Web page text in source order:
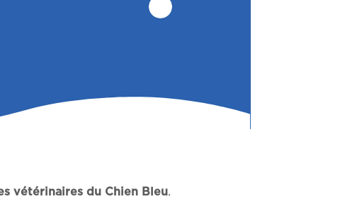
vétérinaires du Chien Bleu.